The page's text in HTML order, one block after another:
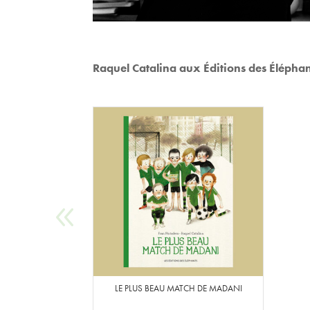
Raquel Catalina aux Éditions des
LE PLUS BEAU MATCH DE MADANI